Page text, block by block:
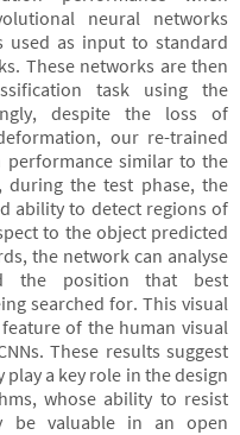
neural networks
used as input to standard
These networks are then
task using the
despite the loss of
our re-trained
performance similar to the
the test phase, the
ability to detect regions of
to the object predicted
the network can analyse
the position that best
searched for. This visual
of the human visual
These results suggest
a key role in the design
whose ability to resist
be valuable in an open